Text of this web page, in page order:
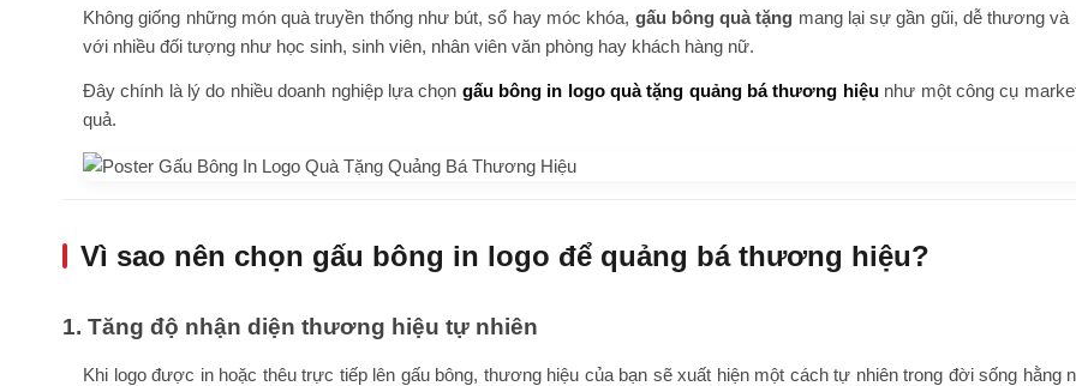
Không giống những món quà truyền thống như bút, sổ hay móc khóa, gấu bông quà tặng mang lại sự gần gũi, dễ thương và
với nhiều đối tượng như học sinh, sinh viên, nhân viên văn phòng hay khách hàng nữ.
Đây chính là lý do nhiều doanh nghiệp lựa chọn gấu bông in logo quà tặng quảng bá thương hiệunhư một công cụ
quả.
Vì sao nên chọn gấu bông in logo để quảng bá thương hiệu?
1. Tăng độ nhận diện thương hiệu tự nhiên
Khi logo được in hoặc thêu trực tiếp lên gấu bông, thương hiệu của bạn sẽ xuất hiện một cách tự nhiên trong đời sống hằng